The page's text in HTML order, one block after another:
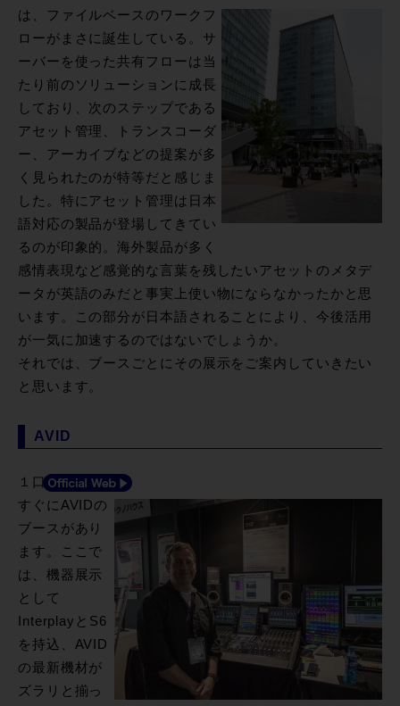
は、ファイルベースのワークフ
ローがまさに誕生している。サ
ーバーを使った共有フローは当
たり前のソリューションに成長
しており、次のステップである
アセット管理、トランスコーダ
ー、アーカイブなどの提案が多
く見られたのが特等だと感じま
した。特にアセット管理は日本
語対応の製品が登場してきてい
るのが印象的。海外製品が多く
感情表現など感覚的な言葉を残したいアセットのメタデ
ータが英語のみだと事実上使い物にならなかったかと思
います。この部分が日本語されることにより、今後活用
が一気に加速するのではないでしょうか。
それでは、ブースごとにその展示をご案内していきたい
と思います。
AVID
１口を入って
すぐにAVIDの
ブースがあり
ます。ここで
は、機器展示
として
InterplayとS6
を持込、AVID
の最新機材が
ズラリと揃っ